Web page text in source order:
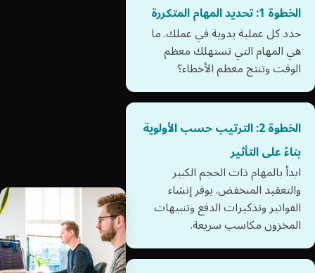
الخطوة 1: تحديد المهام المتكررة
حدد كل عملية يدوية في عملك. ما
هي المهام التي تستهلك معظم
الوقت وتنتج معظم الأخطاء؟
الخطوة 2: الترتيب حسب الأولوية
بناءً على التأثير
ابدأ بالمهام ذات الحجم الكبير
والتعقيد المنخفض. يوفر إنشاء
الفواتير وتذكيرات الدفع وتنبيهات
المخزون مكاسب سريعة.